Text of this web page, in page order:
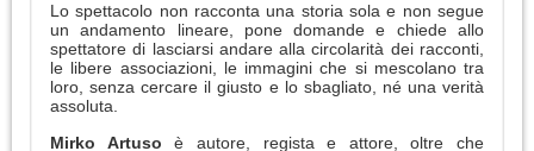
Lo spettacolo non racconta una storia sola e non segue
un andamento lineare, pone domande e chiede allo
spettatore di lasciarsi andare alla circolarità dei racconti,
le libere associazioni, le immagini che si mescolano tra
loro, senza cercare il giusto e lo sbagliato, né una verità
assoluta.
Mirko Artuso è autore, regista e attore, oltre che